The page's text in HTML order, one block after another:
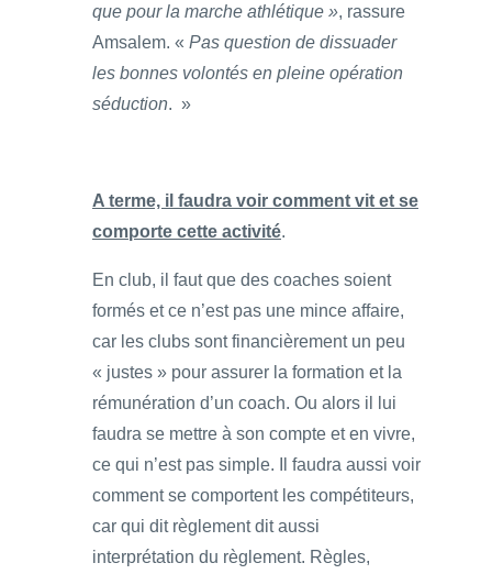
que pour la marche athlétique », rassure
Amsalem. « Pas question de dissuader
les bonnes volontés en pleine opération
séduction. »
A terme, il faudra voir comment vit et se
comporte cette activité.
En club, il faut que des coaches soient
formés et ce n’est pas une mince affaire,
car les clubs sont financièrement un peu
« justes » pour assurer la formation et la
rémunération d’un coach. Ou alors il lui
faudra se mettre à son compte et en vivre,
ce qui n’est pas simple. Il faudra aussi voir
comment se comportent les compétiteurs,
car qui dit règlement dit aussi
interprétation du règlement. Règles,